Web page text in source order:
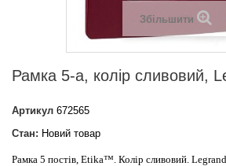
Збільшити
Рамка 5-а, колір сливовий,
Артикул 672565
Стан: Новий товар
Рамка 5 постів, Etika™. Колір сливовий.